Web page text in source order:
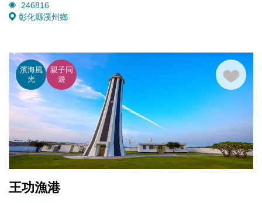
246816
彰化縣溪州鄉
濱海風
光
親子同
遊
王功漁港